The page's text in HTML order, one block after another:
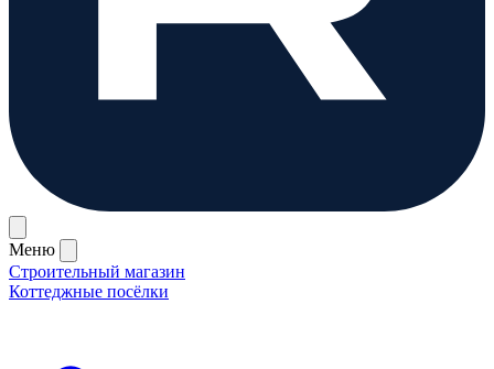
Меню
Строительный магазин
Коттеджные посёлки